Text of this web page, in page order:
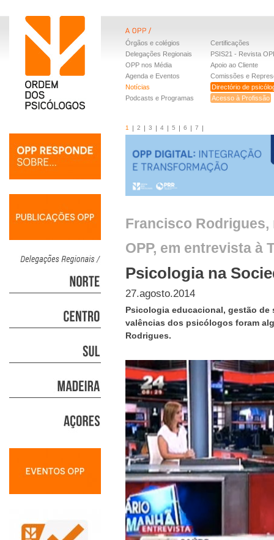
Órgãos e colégios
Delegações Regionais
OPP nos Média
Agenda e Eventos
Notícias
Podcasts e Programas
Certificações
PSIS21 - Revista
Apoio ao Cliente
Comissões e
Directório de
Acesso à Profissão
1 2 3 4 5 6 7
Francisco Rodrigues,
OPP, em entrevista à
Psicologia na
27.agosto.2014
Psicologia educacional, gestão
valências dos psicólogos foram
Rodrigues.